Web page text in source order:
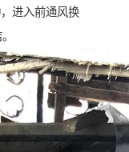
进入前通风换